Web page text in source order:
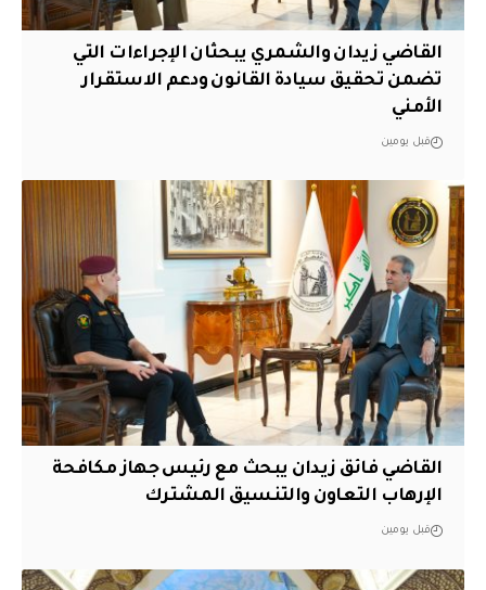
القاضي زيدان والشمري يبحثان الإجراءات التي
تضمن تحقيق سيادة القانون ودعم الاستقرار
الأمني
قبل يومين
القاضي فائق زيدان يبحث مع رئيس جهاز مكافحة
الإرهاب التعاون والتنسيق المشترك
قبل يومين